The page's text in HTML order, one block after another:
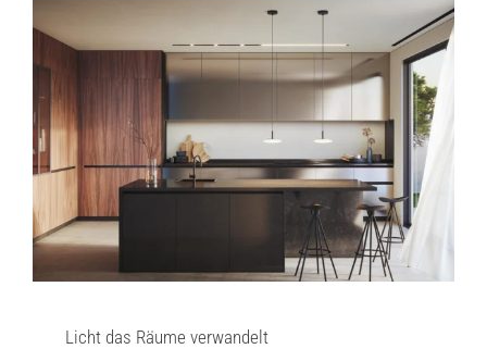
Licht das Räume verwandelt